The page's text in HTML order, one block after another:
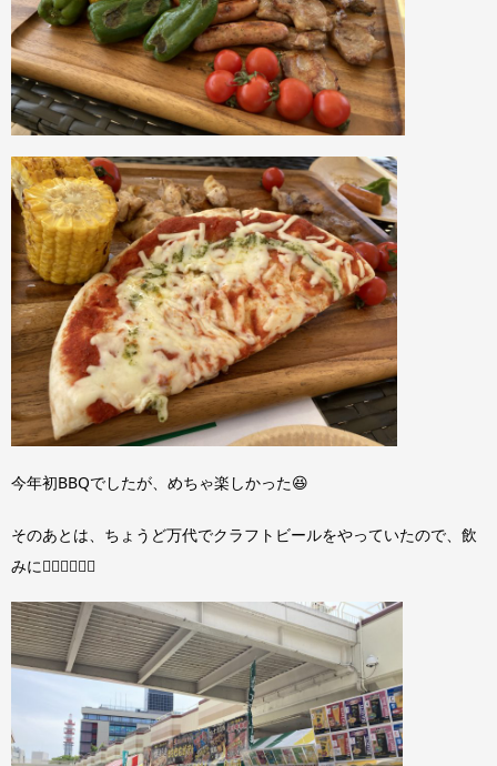
今年初BBQでしたが、めちゃ楽しかった😆
そのあとは、ちょうど万代でクラフトビールをやっていたので、飲
みに🚶‍♀️🚶‍♀️🚶‍♀️